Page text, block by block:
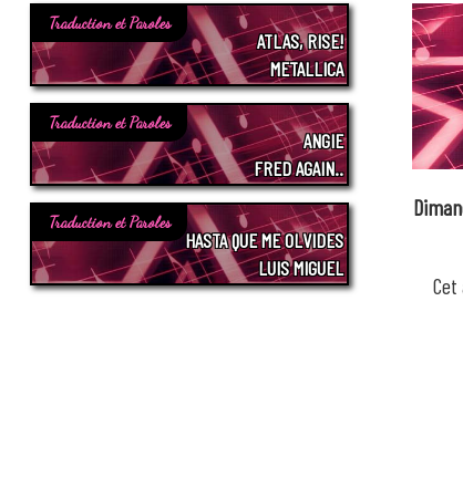
Traduction et Paroles
ATLAS, RISE!
METALLICA
Traduction et Paroles
ANGIE
FRED AGAIN..
Traduction et Paroles
HASTA QUE ME OLVIDES
LUIS MIGUEL